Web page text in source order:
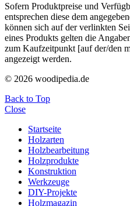
Sofern Produktpreise und
entsprechen diese dem
können sich auf der verlinkten
eines Produkts gelten die
zum Kaufzeitpunkt [auf der/den
angezeigt werden.
© 2026 woodipedia.de
Back to Top
Close
Startseite
Holzarten
Holzbearbeitung
Holzprodukte
Konstruktion
Werkzeuge
DIY-Projekte
Holzmagazin